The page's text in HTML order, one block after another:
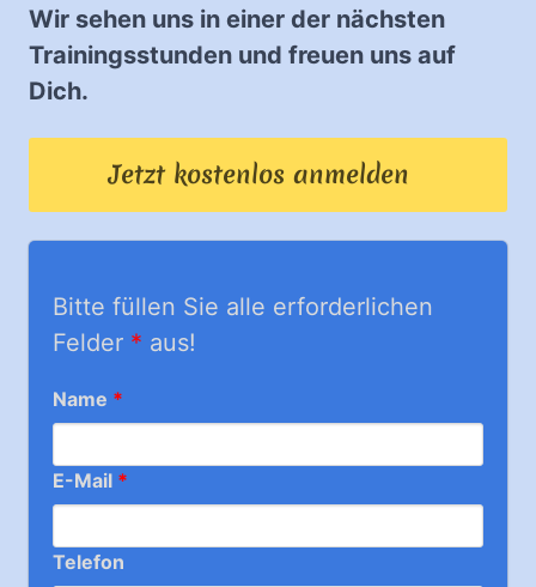
Wir sehen uns in einer der nächsten
Trainingsstunden und freuen uns auf
Dich.
Jetzt kostenlos anmelden
Bitte füllen Sie alle erforderlichen
Felder * aus!
Name *
E-Mail *
Telefon